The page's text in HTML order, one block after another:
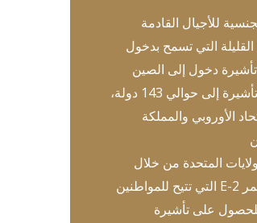
للأجيال القادمة
أحد برامج CBI القليلة التي تسمح بدخول
دخول إلى الصين
الوصول بدون تأشيرة إلى حوالي 143 دولة،
الأوروبي والمملكة
المتحدة من خلال
معاهدة المستثمر E-2 التي تتيح للمواطنين
على تأشيرة